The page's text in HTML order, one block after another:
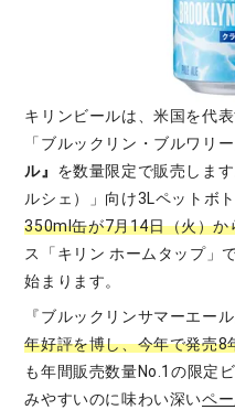
キリンビールは、米国を代
「ブルックリン・ブルワリ
ル』 を数量限定で販売しま
ルシェ）」向け3Lペットボ
350ml缶が7月14日（火）か
ス「キリン ホームタップ」
始まります。
『ブルックリンサマーエー
年好評を博し、今年で発売8
も年間販売数量No.1の限定
みやすいのに味わい深いペ